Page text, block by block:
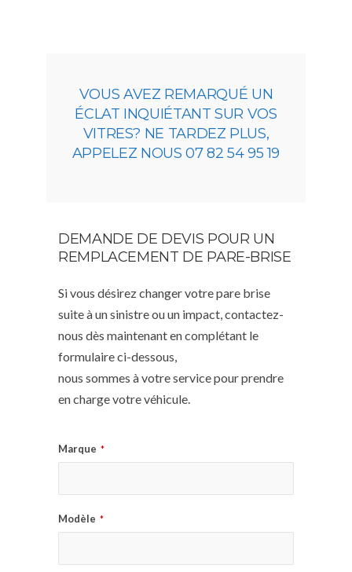
VOUS AVEZ REMARQUÉ UN
ÉCLAT INQUIÉTANT SUR VOS
VITRES? NE TARDEZ PLUS,
APPELEZ NOUS 07 82 54 95 19
DEMANDE DE DEVIS POUR UN
REMPLACEMENT DE PARE-BRISE
Si vous désirez changer votre pare brise
suite à un sinistre ou un impact, contactez-
nous dès maintenant en complétant le
formulaire ci-dessous,
nous sommes à votre service pour prendre
en charge votre véhicule.
Marque *
Modèle *